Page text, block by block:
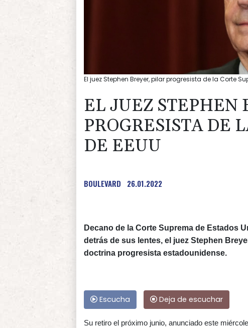
El juez Stephen Breyer, pilar progresista de la Corte
EL JUEZ STEPHEN
PROGRESISTA DE
DE EEUU
BOULEVARD 26.01.2022
Decano de la Corte Suprema de Estados
detrás de sus lentes, el juez Stephen
doctrina progresista estadounidense.
Escucha Deja de escuchar
Su retiro el próximo junio, anunciado este